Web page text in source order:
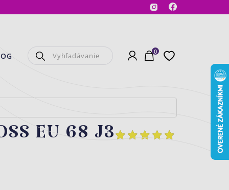
InstagramFacebook
Prihlásenie
Košík
0 Obľúbené
EU 68 J3